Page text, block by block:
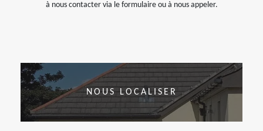
à nous contacter via le formulaire ou à nous appeler.
NOUS LOCALISER